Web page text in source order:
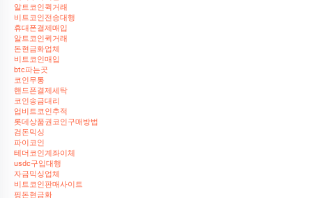
알트코인퀵거래
비트코인전송대행
휴대폰결제매입
알트코인퀵거래
돈현금화업체
비트코인매입
btc파는곳
코인무통
핸드폰결제세탁
코인송금대리
업비트코인추적
롯데상품권코인구매방법
검돈믹싱
파이코인
테더코인계좌이체
usdc구입대행
자금믹싱업체
비트코인판매사이트
핑돈현금화